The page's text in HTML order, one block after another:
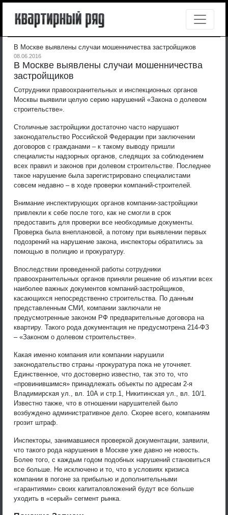
В Москве выявлены случаи мошенничества застройщиков
08.06.2016
В Москве выявлены случаи мошенничества
застройщиков
Сотрудники правоохранительных и инспекционных органов
Москвы выявили целую серию нарушений «Закона о долевом
строительстве».
Столичные застройщики достаточно часто нарушают
законодательство Российской Федерации при заключении
договоров с гражданами – к такому выводу пришли
специалисты надзорных органов, следящих за соблюдением
всех правил и законов при долевом строительстве. Последнее
такое нарушение была зарегистрировано специалистами
совсем недавно – в ходе проверки компаний-строителей.
Внимание инспектирующих органов компании-застройщики
привлекли к себе после того, как не смогли в срок
предоставить для проверки все необходимые документы.
Проверка была внеплановой, а потому при выявлении первых
подозрений на нарушение закона, инспекторы обратились за
помощью в полицию и прокуратуру.
Впоследствии проведенной работы сотрудники
правоохранительных органов приняли решение об изъятии всех
наиболее важных документов компаний-застройщиков,
касающихся непосредственно строительства. По данным
представленным СМИ, компании заключали не
предусмотренные законом РФ предварительные договора на
квартиру. Такого рода документация не предусмотрена 214-ФЗ
– «Законом о долевом строительстве».
Какая именно компания или компании нарушили
законодательство страны -прокуратура пока не уточняет.
Единственное, что достоверно известно, так это то, что
«провинившимся» принадлежать объекты по адресам 2-я
Владимирская ул., вл. 10А и стр.1, Никитинская ул., вл. 10/1.
Известно также, что в отношении нарушителей было
возбуждено административное дело. Скорее всего, компаниям
грозит штраф.
Инспекторы, занимавшиеся проверкой документации, заявили,
что такого рода нарушения в Москве уже давно не новость.
Более того, с каждым годом подобных нарушений становиться
все больше. Не исключено и то, что в условиях кризиса
компании в погоне за прибылью и дополнительными
«гарантиями» своих капиталовложений будут все больше
уходить в «серый» сегмент рынка.